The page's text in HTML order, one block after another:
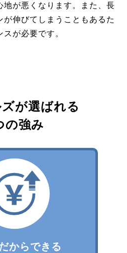
地が悪くなります。また、長
伸びてしまうこともあるた
が必要です。
が選ばれる
の強み
からできる